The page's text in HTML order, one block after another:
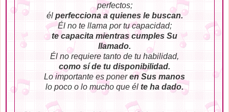
perfectos;
él perfecciona a quienes le buscan.
Él no te llama por tu capacidad;
te capacita mientras cumples Su
llamado.
Él no requiere tanto de tu habilidad,
como sí de tu disponibilidad.
Lo importante es poneren Sus manos
lo poco o lo mucho que él te ha dado.